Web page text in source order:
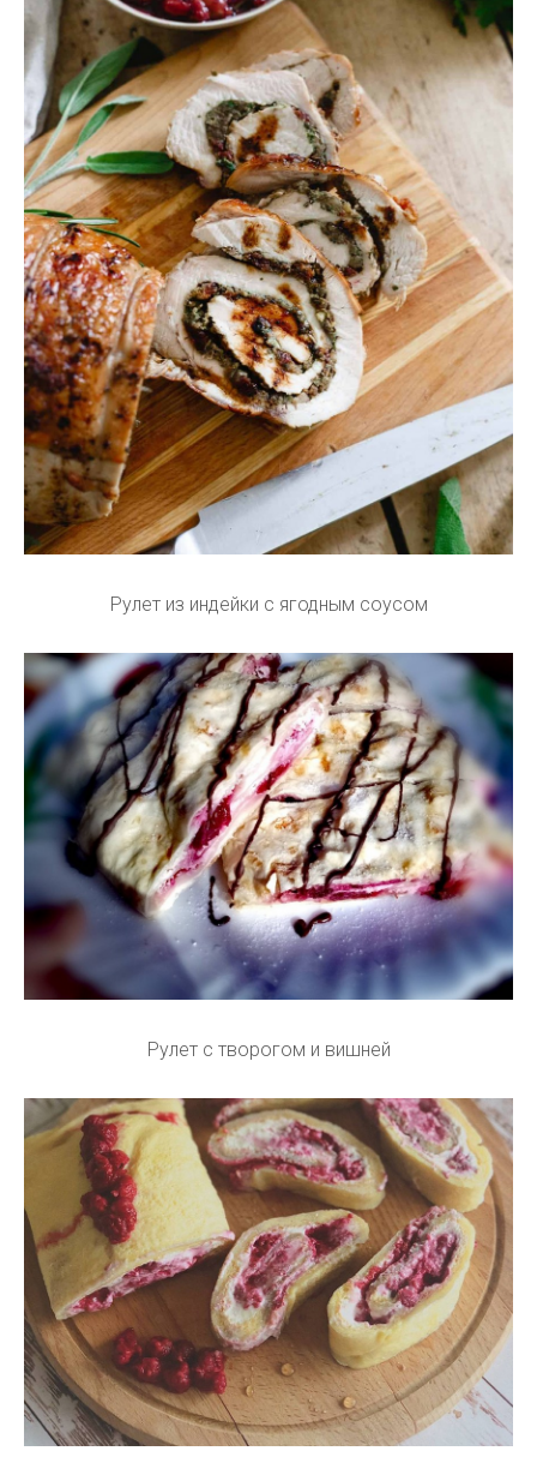
Рулет из индейки с ягодным соусом
Рулет с творогом и вишней